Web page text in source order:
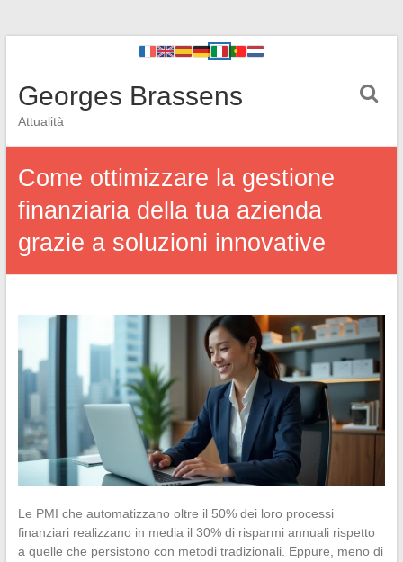
Georges Brassens
Attualità
Come ottimizzare la gestione
finanziaria della tua azienda
grazie a soluzioni innovative
Le PMI che automatizzano oltre il 50% dei loro processi
finanziari realizzano in media il 30% di risparmi annuali rispetto
a quelle che persistono con metodi tradizionali. Eppure, meno di